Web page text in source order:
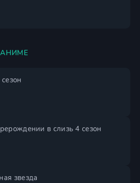
в слизь 4 сезон
звезда